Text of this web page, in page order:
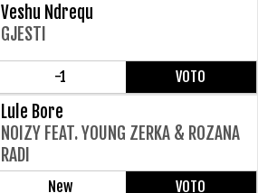
Veshu Ndrequ
GJESTI
-1 VOTO
Lule Bore
NOIZY FEAT. YOUNG ZERKA & ROZANA
RADI
New VOTO